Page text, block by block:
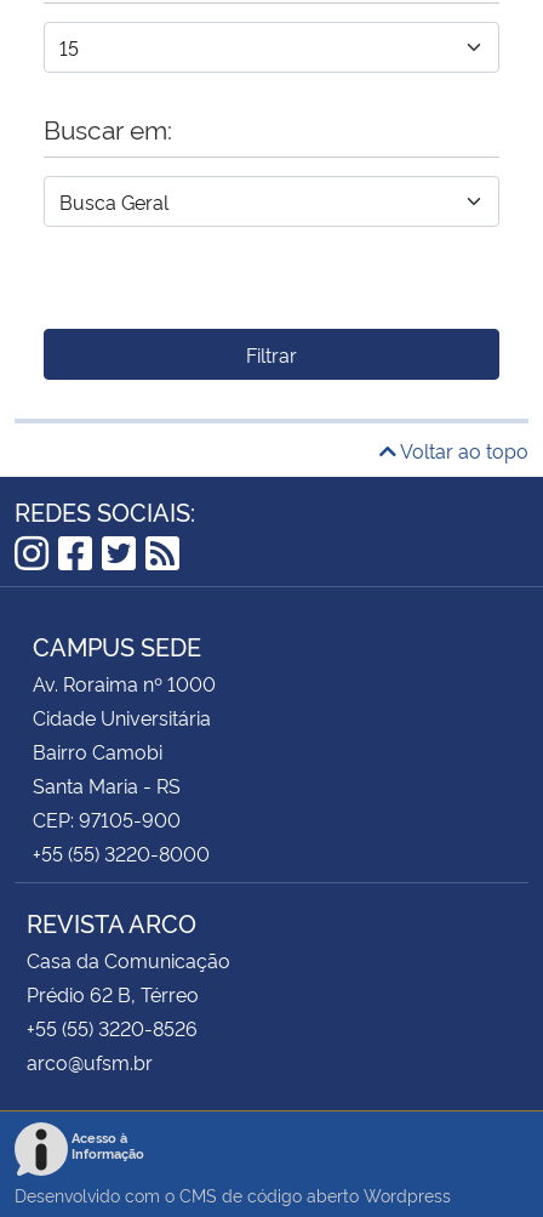
Buscar em:
Filtrar
Voltar ao topo
REDES SOCIAIS:
Instagram
Facebook
Twitter
RSS
CAMPUS SEDE
Av. Roraima nº 1000
Cidade Universitária
Bairro Camobi
Santa Maria - RS
CEP: 97105-900
+55 (55) 3220-8000
REVISTA ARCO
Casa da Comunicação
Prédio 62 B, Térreo
+55 (55) 3220-8526
arco@ufsm.br
Acesso à
Informação
Desenvolvido com o CMS de código aberto Wordpress